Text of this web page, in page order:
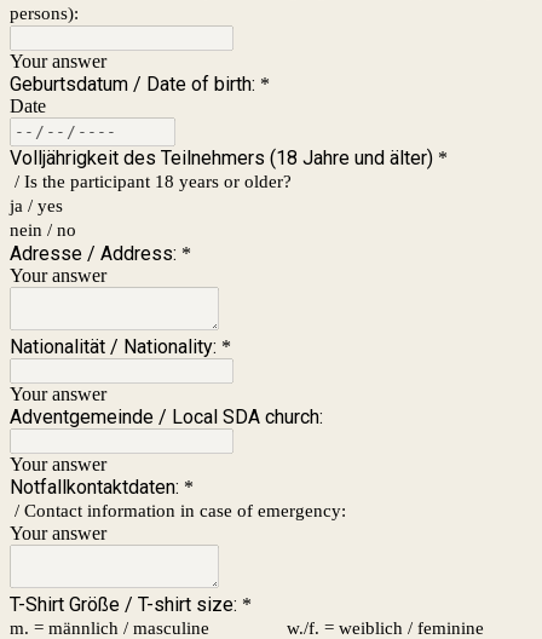
persons):
Your answer
Geburtsdatum / Date of birth: *
Date
Volljährigkeit des Teilnehmers (18 Jahre und älter) *
/ Is the participant 18 years or older?
ja / yes
nein / no
Adresse / Address: *
Your answer
Nationalität / Nationality: *
Your answer
Adventgemeinde / Local SDA church:
Your answer
Notfallkontaktdaten: *
/ Contact information in case of emergency:
Your answer
T-Shirt Größe / T-shirt size: *
m. = männlich / masculine w./f. = weiblich / feminine